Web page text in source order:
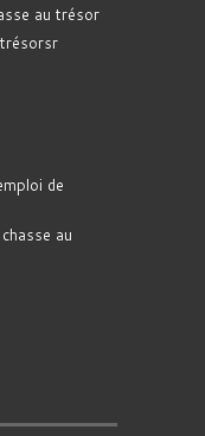
au trésor
de
au